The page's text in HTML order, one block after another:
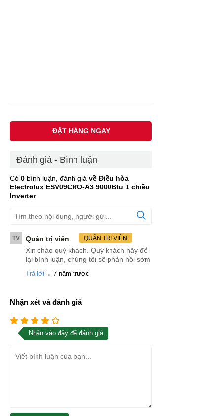
ĐẶT HÀNG NGAY
Đánh giá - Bình luận
Có 0 bình luận, đánh giá về Điều hòa
Electrolux ESV09CRO-A3 9000Btu 1 chiều
Inverter
TV Quản trị viên QUẢN TRỊ VIÊN
Xin chào quý khách. Quý khách hãy để
lại bình luận, chúng tôi sẽ phản hồi sớm
Trả lời . 7 năm trước
Nhận xét và đánh giá
Nhấn vào đây để đánh giá